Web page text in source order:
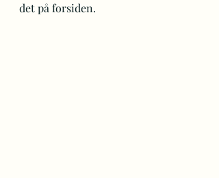
det på forsiden.